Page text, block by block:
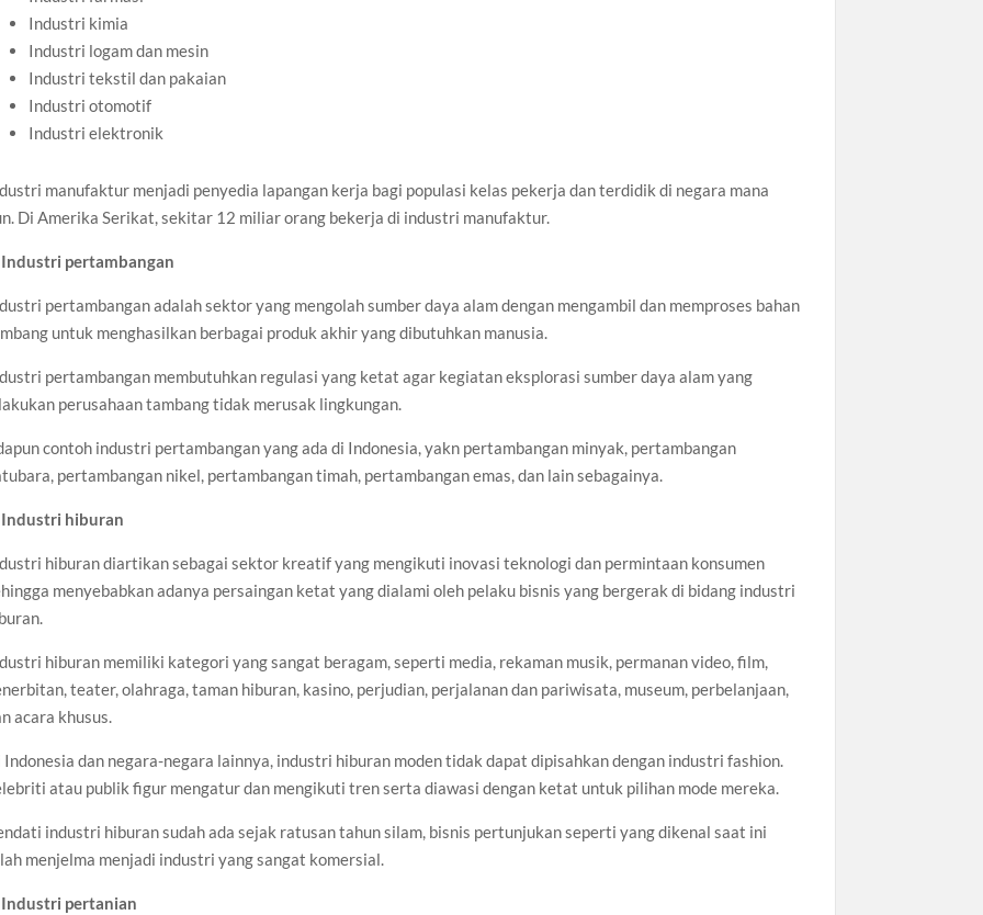
Industri kimia
Industri logam dan mesin
Industri tekstil dan pakaian
Industri otomotif
Industri elektronik
manufaktur menjadi penyedia lapangan kerja bagi populasi kelas pekerja dan terdidik di negara mana
Di Amerika Serikat, sekitar 12 miliar orang bekerja di industri manufaktur.
Industri pertambangan
pertambangan adalah sektor yang mengolah sumber daya alam dengan mengambil dan memproses bahan
untuk menghasilkan berbagai produk akhir yang dibutuhkan manusia.
pertambangan membutuhkan regulasi yang ketat agar kegiatan eksplorasi sumber daya alam yang
perusahaan tambang tidak merusak lingkungan.
contoh industri pertambangan yang ada di Indonesia, yakn pertambangan minyak, pertambangan
pertambangan nikel, pertambangan timah, pertambangan emas, dan lain sebagainya.
Industri hiburan
hiburan diartikan sebagai sektor kreatif yang mengikuti inovasi teknologi dan permintaan konsumen
menyebabkan adanya persaingan ketat yang dialami oleh pelaku bisnis yang bergerak di bidang industri
hiburan memiliki kategori yang sangat beragam, seperti media, rekaman musik, permanan video, film,
teater, olahraga, taman hiburan, kasino, perjudian, perjalanan dan pariwisata, museum, perbelanjaan,
acara khusus.
Indonesia dan negara-negara lainnya, industri hiburan moden tidak dapat dipisahkan dengan industri fashion.
atau publik figur mengatur dan mengikuti tren serta diawasi dengan ketat untuk pilihan mode mereka.
industri hiburan sudah ada sejak ratusan tahun silam, bisnis pertunjukan seperti yang dikenal saat ini
menjelma menjadi industri yang sangat komersial.
Industri pertanian